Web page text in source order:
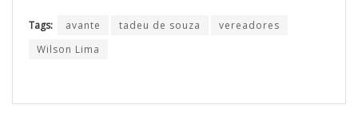
Tags: avante tadeu de souza
vereadores
Wilson Lima